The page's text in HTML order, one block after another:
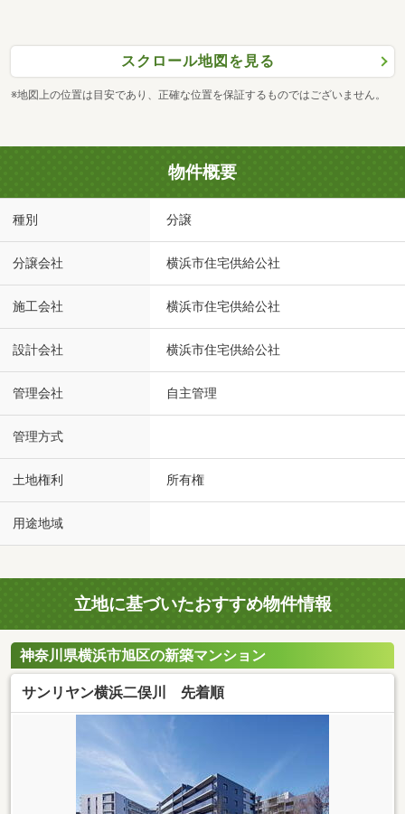
スクロール地図を見る
※地図上の位置は目安であり、正確な位置を保証するものではございません。
物件概要
種別 分譲
分譲会社 横浜市住宅供給公社
施工会社 横浜市住宅供給公社
設計会社 横浜市住宅供給公社
管理会社 自主管理
管理方式
土地権利 所有権
用途地域
立地に基づいたおすすめ物件情報
神奈川県横浜市旭区の新築マンション
サンリヤン横浜二俣川 先着順